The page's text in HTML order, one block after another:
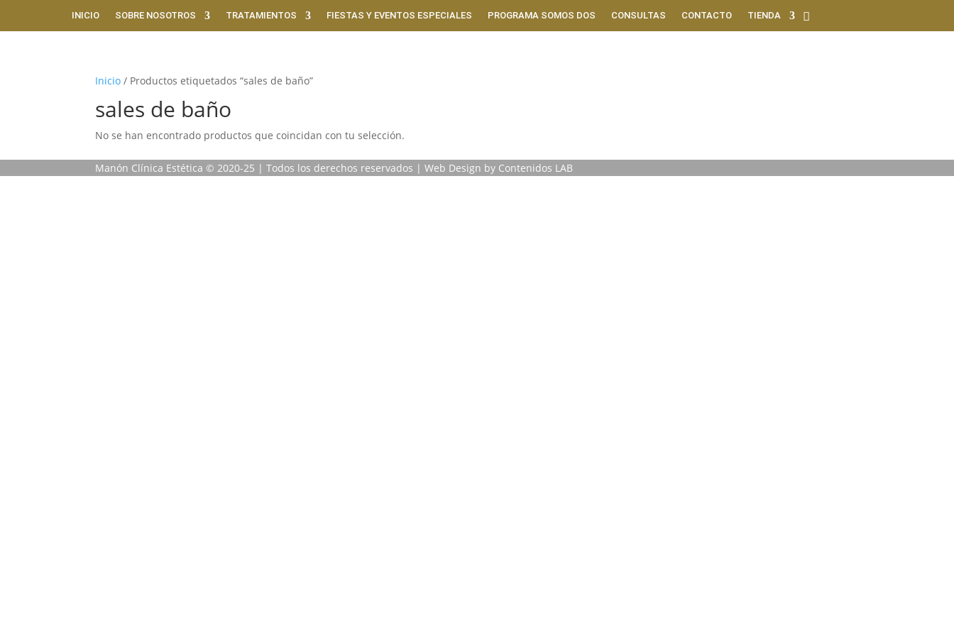
INICIO SOBRE NOSOTROS TRATAMIENTOS FIESTAS Y EVENTOS ESPECIALES PROGRAMA SOMOS DOS CONSULTAS CONTACTO TIENDA
Inicio / Productos etiquetados “sales de baño”
sales de baño
No se han encontrado productos que coincidan con tu selección.
Manón Clínica Estética © 2020-25 | Todos los derechos reservados | Web Design by Contenidos LAB